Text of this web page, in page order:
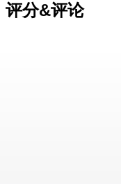
评分&评论